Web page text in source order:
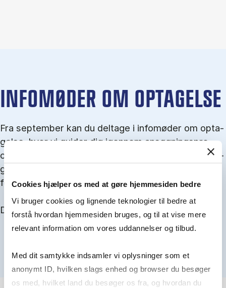
Cookies hjælper os med at gøre hjemmesiden bedre
Vi bruger cookies og lignende teknologier til bedre at
forstå hvordan hjemmesiden bruges, og til at vise mere
relevant information om vores uddannelser og tilbud.
Med dit samtykke indsamler vi oplysninger som et
anonymt ID, hvilken slags enhed og browser du besøger
os med, hvilket land du besøger os fra, og hvordan du
IN­FO­MØ­DER OM OP­TA­GEL­SE
Fra september kan du del­tage i in­fo­mø­der om op­ta­
gel­se, hvor vi gu­i­der dig igen­nem an­søg­nings­pro­
ces­sen, og for­tæl­ler om kvo­te 1 og 2, sprog- og ad­
gangs­krav, og hvordan du forbedrer dine chancer
for at blive optaget.
Du kan finde alle events her i slutningen af august.